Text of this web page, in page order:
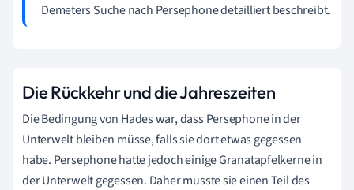
Demeters Suche nach Persephone detailliert beschreibt.
Die Rückkehr und die Jahreszeiten
Die Bedingung von Hades war, dass Persephone in der
Unterwelt bleiben müsse, falls sie dort etwas gegessen
habe. Persephone hatte jedoch einige Granatapfelkerne in
der Unterwelt gegessen. Daher musste sie einen Teil des